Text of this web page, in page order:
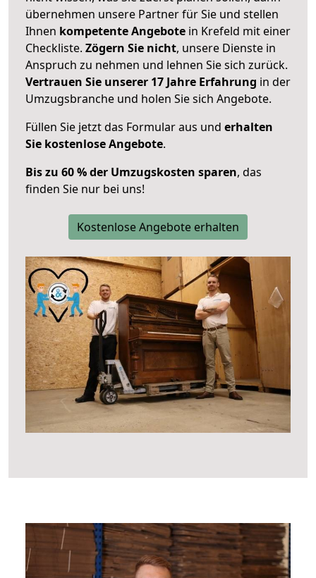
übernehmen unsere Partner für Sie und stellen
Ihnen kompetente Angebote in Krefeld mit einer
Checkliste. Zögern Sie nicht, unsere Dienste in
Anspruch zu nehmen und lehnen Sie sich zurück.
Vertrauen Sie unserer 17 Jahre Erfahrung in der
Umzugsbranche und holen Sie sich Angebote.
Füllen Sie jetzt das Formular aus und erhalten
Sie kostenlose Angebote.
Bis zu 60 % der Umzugskosten sparen, das
finden Sie nur bei uns!
Kostenlose Angebote erhalten